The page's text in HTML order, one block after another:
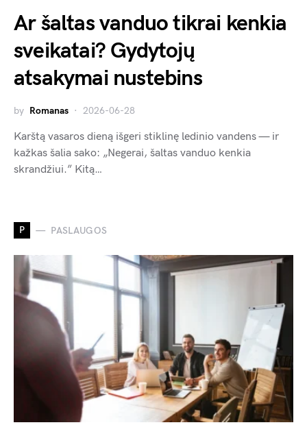
Ar šaltas vanduo tikrai kenkia
sveikatai? Gydytojų
atsakymai nustebins
by Romanas 2026-06-28
Karštą vasaros dieną išgeri stiklinę ledinio vandens — ir
kažkas šalia sako: „Negerai, šaltas vanduo kenkia
skrandžiui.” Kitą…
P PASLAUGOS